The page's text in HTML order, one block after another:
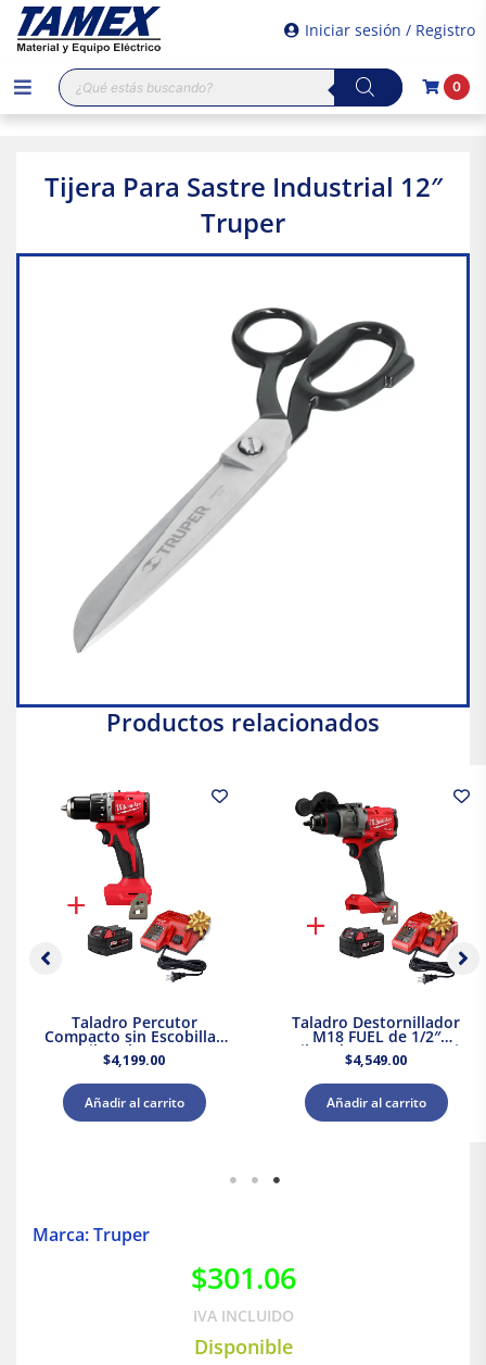
Iniciar sesión / Registro
Búsqueda
de
productos
0
Tijera Para Sastre Industrial 12″
Truper
Productos relacionados
Taladro Percutor
Compacto sin Escobillas
M18 Milwaukee 3602-20 +
Kit Batería y Cargador
$4,199.00
Añadir al carrito
Taladro Destornillador
M18 FUEL de 1/2″
Milwaukee 2903-20 + Kit
Bateria y Cargador
$4,549.00
Añadir al carrito
Marca: Truper
$301.06
IVA INCLUIDO
Disponible